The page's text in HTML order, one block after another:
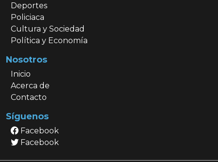
Deportes
Policiaca
Cultura y Sociedad
Política y Economía
Nosotros
Inicio
Acerca de
Contacto
Síguenos
Facebook
Facebook